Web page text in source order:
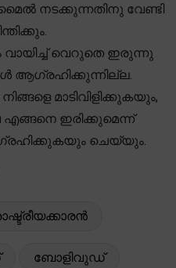
നടക്കുന്നതിനു വേണ്ടി
വായിച്ച് വെറുതെ ഇരുന്നു
ആഗ്രഹിക്കുന്നില്ല.
മാടിവിളിക്കുകയും,
ഇരിക്കുമെന്ന്
ചെയ്യും.
ബോളിവുഡ്